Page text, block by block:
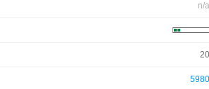
n/a
20
5980